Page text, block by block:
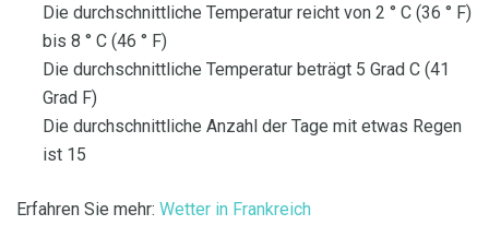
Die durchschnittliche Temperatur reicht von 2 ° C (36 ° F)
bis 8 ° C (46 ° F)
Die durchschnittliche Temperatur beträgt 5 Grad C (41
Grad F)
Die durchschnittliche Anzahl der Tage mit etwas Regen
ist 15
Erfahren Sie mehr: Wetter in Frankreich